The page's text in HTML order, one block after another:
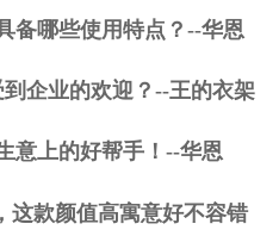
备哪些使用特点？--华恩
企业的欢迎？--王的衣架
意上的好帮手！--华恩
这款颜值高寓意好不容错